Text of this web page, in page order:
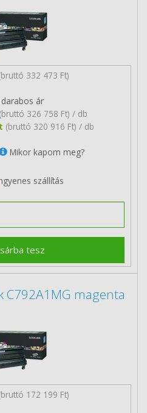
332 473 Ft)
ár
(bruttó 326 758 Ft) / db
(bruttó 320 916 Ft) / db
Mikor kapom meg?
szállítás
tesz
C792A1MG magenta
172 199 Ft)